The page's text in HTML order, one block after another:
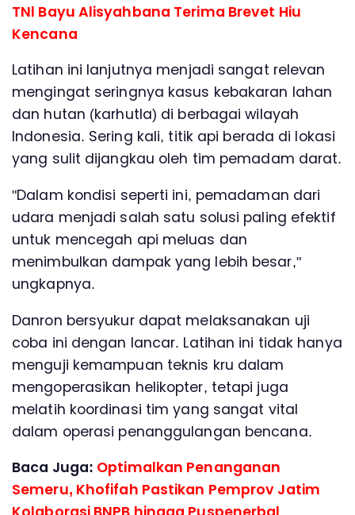
TNl Bayu Alisyahbana Terima Brevet Hiu
Kencana
Latihan ini lanjutnya menjadi sangat relevan
mengingat seringnya kasus kebakaran lahan
dan hutan (karhutla) di berbagai wilayah
Indonesia. Sering kali, titik api berada di lokasi
yang sulit dijangkau oleh tim pemadam darat.
"Dalam kondisi seperti ini, pemadaman dari
udara menjadi salah satu solusi paling efektif
untuk mencegah api meluas dan
menimbulkan dampak yang lebih besar,"
ungkapnya.
Danron bersyukur dapat melaksanakan uji
coba ini dengan lancar. Latihan ini tidak hanya
menguji kemampuan teknis kru dalam
mengoperasikan helikopter, tetapi juga
melatih koordinasi tim yang sangat vital
dalam operasi penanggulangan bencana.
Baca Juga: Optimalkan Penanganan
Semeru, Khofifah Pastikan Pemprov Jatim